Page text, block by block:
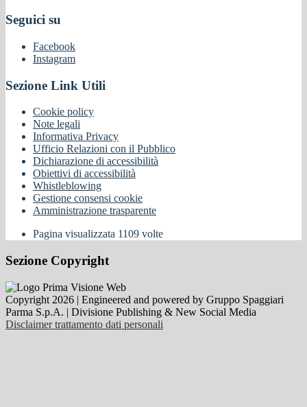
Seguici su
Facebook
Instagram
Sezione Link Utili
Cookie policy
Note legali
Informativa Privacy
Ufficio Relazioni con il Pubblico
Dichiarazione di accessibilità
Obiettivi di accessibilità
Whistleblowing
Gestione consensi cookie
Amministrazione trasparente
Pagina visualizzata 1109 volte
Sezione Copyright
Copyright 2026 | Engineered and powered by Gruppo Spaggiari
Parma S.p.A. | Divisione Publishing & New Social Media
Disclaimer trattamento dati personali